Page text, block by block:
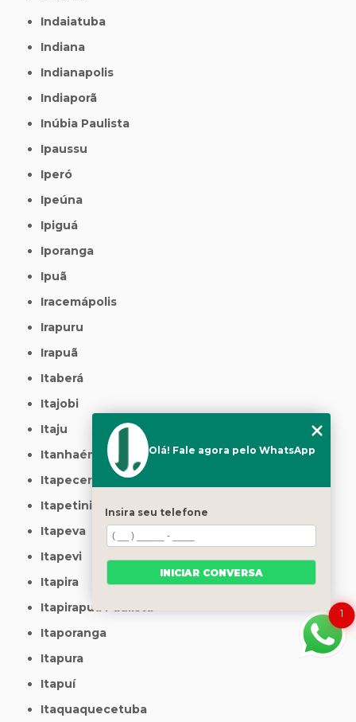
Indaiatuba
Indiana
Indianapolis
Indiaporã
Inúbia Paulista
Ipaussu
Iperó
Ipeúna
Ipiguá
Iporanga
Ipuã
Iracemápolis
Irapuru
Irapuã
Itaberá
Itajobi
Itaju
Itanhaém
Itapecerica da Serra
Itapetininga
Itapeva
Itapevi
Itapira
Itapirapuã Paulista
Itaporanga
Itapura
Itapuí
Itaquaquecetuba
1
Olá! Fale agora pelo WhatsApp
Insira seu telefone
INICIAR CONVERSA